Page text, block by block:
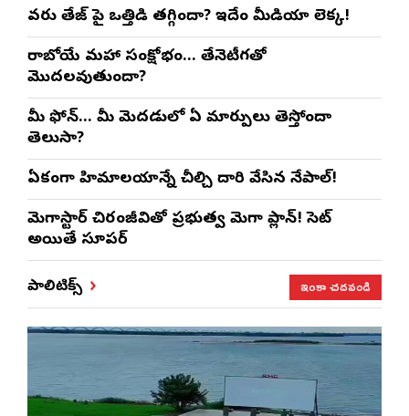
వరుణ్ తేజ్‌ పై ఒత్తిడి తగ్గిందా? ఇదేం మీడియా లెక్క!
రాబోయే మహా సంక్షోభం… తేనెటీగతో
మొదలవుతుందా?
మీ ఫోన్… మీ మెదడులో ఏ మార్పులు తెస్తోందా
తెలుసా?
ఏకంగా హిమాలయాన్నే చీల్చి దారి వేసిన నేపాల్!
మెగాస్టార్ చిరంజీవితో ప్రభుత్వ మెగా ప్లాన్! సెట్
అయితే సూపర్
పాలిటిక్స్ ఇంకా చదవండి